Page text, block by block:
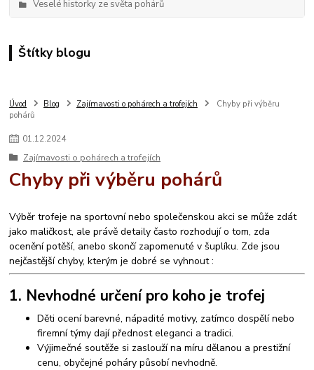
Veselé historky ze světa pohárů
Štítky blogu
Úvod Blog Zajímavosti o pohárech a trofejích
Chyby při výběru
pohárů
01.12.2024
Zajímavosti o pohárech a trofejích
Chyby při výběru pohárů
Výběr trofeje na sportovní nebo společenskou akci se může zdát
jako maličkost, ale právě detaily často rozhodují o tom, zda
ocenění potěší, anebo skončí zapomenuté v šuplíku. Zde jsou
nejčastější chyby, kterým je dobré se vyhnout :
1. Nevhodné určení pro koho je trofej
Děti ocení barevné, nápadité motivy, zatímco dospělí nebo
firemní týmy dají přednost eleganci a tradici.
Výjimečné soutěže si zaslouží na míru dělanou a prestižní
cenu, obyčejné poháry působí nevhodně.